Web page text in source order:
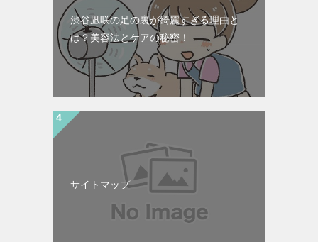
渋谷凪咲の足の裏が綺麗すぎる理由と
は？美容法とケアの秘密！
サイトマップ